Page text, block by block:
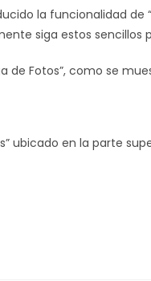
la funcionalidad de
siga estos sencillos
de Fotos”, como se
ubicado en la parte